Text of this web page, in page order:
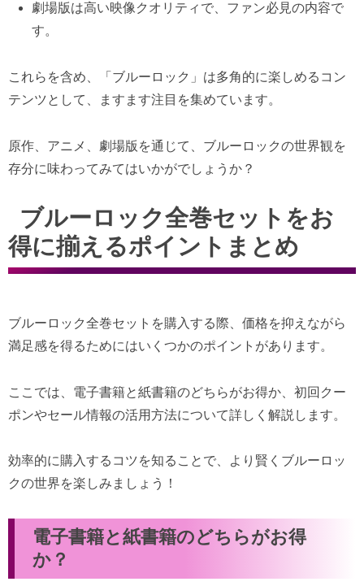
劇場版は高い映像クオリティで、ファン必見の内容で
す。
これらを含め、「ブルーロック」は多角的に楽しめるコン
テンツとして、ますます注目を集めています。
原作、アニメ、劇場版を通じて、ブルーロックの世界観を
存分に味わってみてはいかがでしょうか？
ブルーロック全巻セットをお
得に揃えるポイントまとめ
ブルーロック全巻セットを購入する際、価格を抑えながら
満足感を得るためにはいくつかのポイントがあります。
ここでは、電子書籍と紙書籍のどちらがお得か、初回クー
ポンやセール情報の活用方法について詳しく解説します。
効率的に購入するコツを知ることで、より賢くブルーロッ
クの世界を楽しみましょう！
電子書籍と紙書籍のどちらがお得
か？